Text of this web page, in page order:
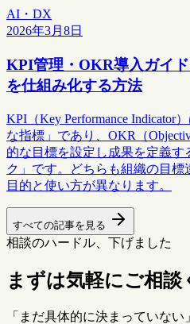
AI・DX
2026年3月8日
KPI管理・OKR導入ガイ
を仕組み化する方法
KPI（Key Performance Indicator
な指標」であり、OKR（
的な目標を設定し成果を定義
ク」です。どちらも組織の目標
目的と使い方が異なります。
すべての記事を見る
相談のハードル、下げました
まずは気軽にご相談
「まだ具体的に決まっていな